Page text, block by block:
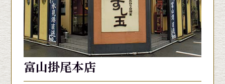
富山掛尾本店